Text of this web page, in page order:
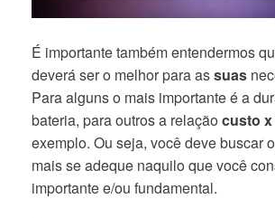
É importante também entendermos
deverá ser o melhor para assuas
Para alguns o mais importante é a
bateria, para outros a relação custo
exemplo. Ou seja, você deve buscar
mais se adeque naquilo que você
importante e/ou fundamental.